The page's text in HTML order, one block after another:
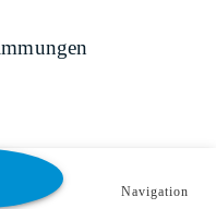
Navigation